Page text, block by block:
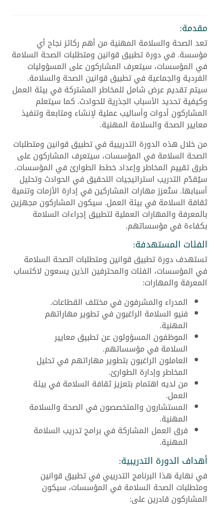
مقدمة:
تعد الصحة والسلامة المهنية من أهم ركائز نجاح أي
مؤسسة. في دورة تطبيق قوانين ومتطلبات الصحة السلامة
في المؤسسات، سيتعرف المشاركون على المسؤوليات
الفردية والجماعية في تطبيق قوانين الصحة والسلامة.
سيتم تقديم عرض شامل للمخاطر المشتركة في بيئة العمل
وكيفية تحديد الأسباب الجذرية للحوادث. كما سيتعلم
المشاركون أدوات وأساليب عملية لإنشاء ومتابعة وتنفيذ
معايير الصحة والسلامة المهنية.
من خلال هذه الدورة التدريبية في تطبيق قوانين ومتطلبات
الصحة السلامة في المؤسسات، سيتعرف المشاركون على
طرق تقييم المخاطر وإعداد خطط الطوارئ في المؤسسات.
سيُقدّم التدريب استراتيجيات التحقيق في الحوادث وتحليل
أسبابها. ستُعزز مهارات المشاركين في إدارة الأزمات وتنمية
ثقافة السلامة في بيئة العمل. سيكون المشاركون مجهزين
بالمعرفة والمهارات العملية لتطبيق إجراءات السلامة
بكفاءة في مؤسساتهم.
الفئات المستهدفة:
تستهدف دورة تطبيق قوانين ومتطلبات الصحة السلامة
في المؤسسات، الفئات والمحترفين الذين يسعون لاكتساب
المعرفة والمهارات:
المدراء والمشرفون في مختلف القطاعات.
فنيو السلامة الراغبون في تطوير مهاراتهم
المهنية.
الموظفون المسؤولون عن تطبيق معايير
السلامة في مؤسساتهم.
العاملون الراغبون بتطوير مهاراتهم في تحليل
المخاطر وإدارة الطوارئ.
من لديه اهتمام بتعزيز ثقافة السلامة في بيئة
العمل.
المستشارون والمتخصصون في الصحة والسلامة
المهنية.
فرق العمل المشاركة في برامج تدريب السلامة
المهنية.
أهداف الدورة التدريبية:
في نهاية هذا البرنامج التدريبي في تطبيق قوانين
ومتطلبات الصحة السلامة في المؤسسات، سيكون
المشاركون قادرين على: